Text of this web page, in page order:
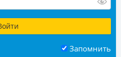
Запомнить